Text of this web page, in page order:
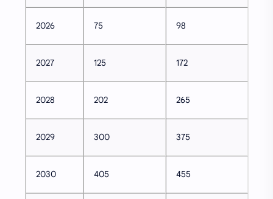
2026 75 98
2027 125 172
2028 202 265
2029 300 375
2030 405 455